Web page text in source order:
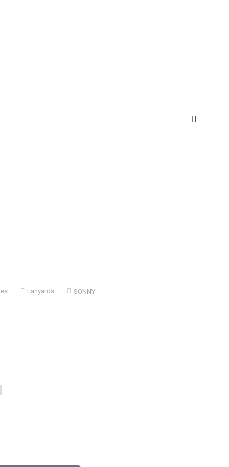
Lanyards SONNY